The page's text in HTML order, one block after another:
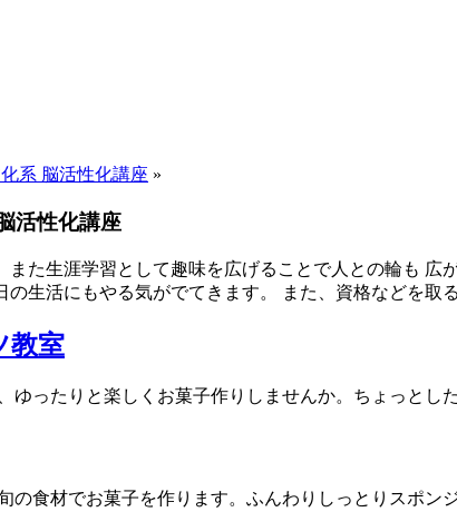
系 脳活性化講座 »
た生涯学習として趣味を広げることで人との輪も
生活にもやる気がでてきます。 また、資格などを取
教室
ゆったりと楽しくお菓子作りしませんか。ちょっとし
の食材でお菓子を作ります。ふんわりしっとりスポン